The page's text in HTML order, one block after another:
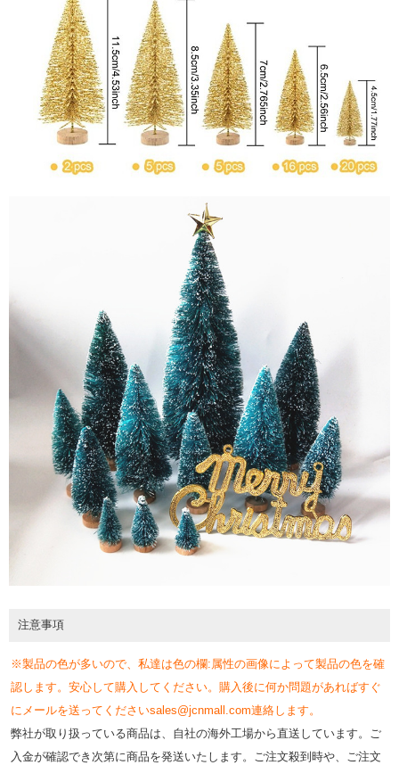
注意事項
※製品の色が多いので、私達は色の欄:属性の画像によって製品の色を確
認します。安心して購入してください。購入後に何か問題があればすぐ
にメールを送ってくださいsales@jcnmall.com連絡します。
弊社が取り扱っている商品は、自社の海外工場から直送しています。ご
入金が確認でき次第に商品を発送いたします。ご注文殺到時や、ご注文